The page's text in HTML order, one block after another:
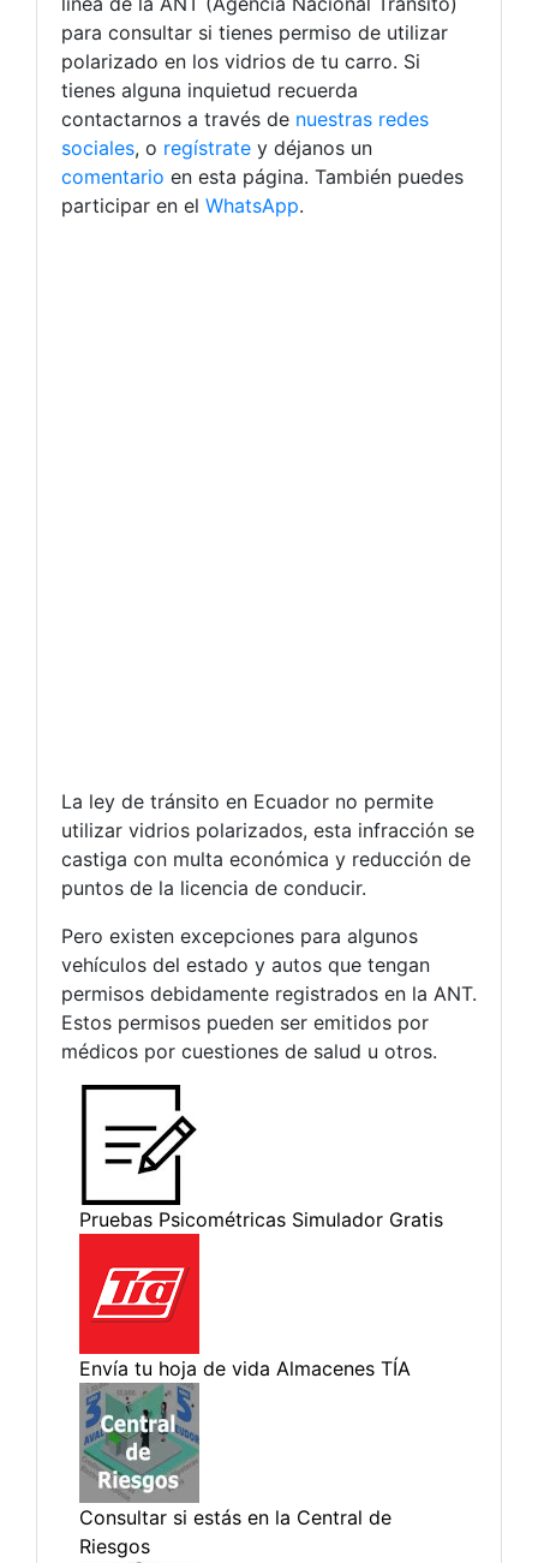
para consultar si tienes permiso de utilizar
polarizado en los vidrios de tu carro. Si
tienes alguna inquietud recuerda
contactarnos a través de nuestras redes
sociales, o regístrate y déjanos un
comentario en esta página. También puedes
participar en el WhatsApp.
La ley de tránsito en Ecuador no permite
utilizar vidrios polarizados, esta infracción se
castiga con multa económica y reducción de
puntos de la licencia de conducir.
Pero existen excepciones para algunos
vehículos del estado y autos que tengan
permisos debidamente registrados en la ANT.
Estos permisos pueden ser emitidos por
médicos por cuestiones de salud u otros.